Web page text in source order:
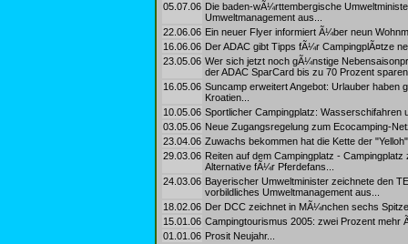
05.07.06 Die baden-wÃ¼rttembergische
Umweltmanagement aus...
22.06.06 Ein neuer Flyer informiert Ã¼ber neun
16.06.06 Der ADAC gibt Tipps fÃ¼r CampingplÃ¤tze
23.05.06 Wer sich jetzt noch gÃ¼nstige
der ADAC SparCard bis zu 70 Prozent
16.05.06 Suncamp erweitert Angebot: Urlauber haben
Kroatien...
10.05.06 Sportlicher Campingplatz: Wasserschifahren
03.05.06 Neue Zugangsregelung zum Ecocamping-
23.04.06 Zuwachs bekommen hat die Kette der
29.03.06 Reiten auf dem Campingplatz -
Alternative fÃ¼r Pferdefans...
24.03.06 Bayerischer Umweltminister zeichnete den
vorbildliches Umweltmanagement aus...
18.02.06 Der DCC zeichnet in MÃ¼nchen sechs
15.01.06 Campingtourismus 2005: zwei Prozent mehr
01.01.06 Prosit Neujahr...